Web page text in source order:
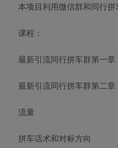
本项目利用微信群和同行
课程：
最新引流同行拼车群第一章
最新引流同行拼车群第二章
流量
拼车话术和对标方向